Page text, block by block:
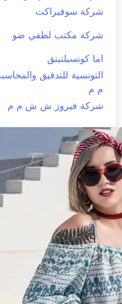
شركة سوفيراكت
شركة مكتب لطفي ضو
اما كونسيلتينق
التونسية للتدقيق
م م
شركة فيروز ش ش م م